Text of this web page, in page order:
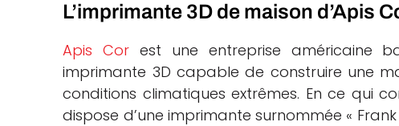
L’imprimante 3D de maison d’Apis
Apis Cor est une entreprise américaine
imprimante 3D capable de construire une
conditions climatiques extrêmes. En ce qui
dispose d’une imprimante surnommée «